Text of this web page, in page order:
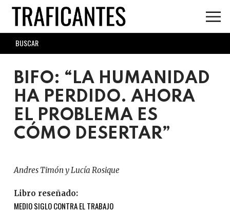
Skip
main
content
SEARCH
FORM
BIFO: “LA HUMANIDAD
HA PERDIDO. AHORA
EL PROBLEMA ES
CÓMO DESERTAR”
Andres Timón y Lucía Rosique
Libro reseñado:
MEDIO SIGLO CONTRA EL TRABAJO